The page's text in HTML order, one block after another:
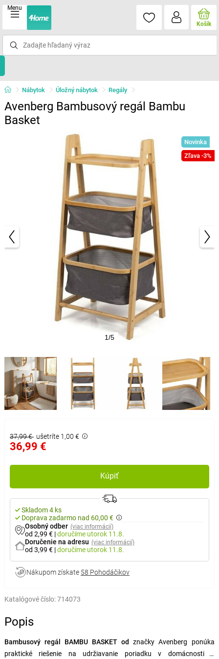
Menu
Košík
Nábytok Úložný nábytok Regály
Avenberg Bambusový regál Bambu
Basket
Novinka
Zľava -3%
1/5
37,99 € ušetríte 1,00 €
36,99 €
Kúpiť
Skladom 4 ks
Doprava zadarmo nad 60,00 €
Osobný odber (viac informácií)
od 2,99 € |doručíme utorok 11.8.
Doručenie na adresu (viac informácií)
od 3,99 € |doručíme utorok 11.8.
Nákupom získate 58 Pohodáčikov
Katalógové číslo:714073
Popis
Bambusový regál BAMBU BASKET od značky Avenberg ponúka
praktické riešenie na udržiavanie poriadku v domácnosti a